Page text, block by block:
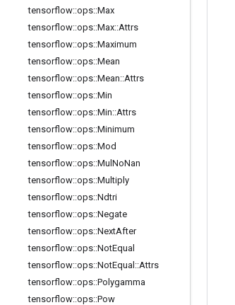
tensorflow::ops::Max
tensorflow::ops::Max::Attrs
tensorflow::ops::Maximum
tensorflow::ops::Mean
tensorflow::ops::Mean::Attrs
tensorflow::ops::Min
tensorflow::ops::Min::Attrs
tensorflow::ops::Minimum
tensorflow::ops::Mod
tensorflow::ops::Mul NoNan
tensorflow::ops::Multiply
tensorflow::ops::Ndtri
tensorflow::ops::Negate
tensorflow::ops::NextAfter
tensorflow::ops::NotEqual
tensorflow::ops::NotEqual ::Attrs
tensorflow::ops::Polygamma
tensorflow::ops::Pow